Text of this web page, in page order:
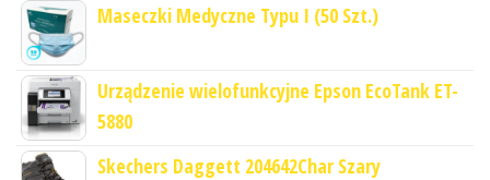
Maseczki Medyczne Typu I (50 Szt.)
Urządzenie wielofunkcyjne Epson EcoTank ET-
5880
Skechers Daggett 204642Char Szary